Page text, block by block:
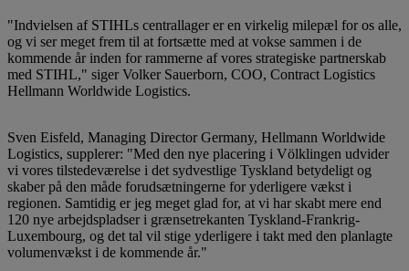
"Indvielsen af STIHLs centrallager er en virkelig milepæl for os alle,
og vi ser meget frem til at fortsætte med at vokse sammen i de
kommende år inden for rammerne af vores strategiske partnerskab
med STIHL," siger Volker Sauerborn, COO, Contract Logistics
Hellmann Worldwide Logistics.
Sven Eisfeld, Managing Director Germany, Hellmann Worldwide
Logistics, supplerer: "Med den nye placering i Völklingen udvider
vi vores tilstedeværelse i det sydvestlige Tyskland betydeligt og
skaber på den måde forudsætningerne for yderligere vækst i
regionen. Samtidig er jeg meget glad for, at vi har skabt mere end
120 nye arbejdspladser i grænsetrekanten Tyskland-Frankrig-
Luxembourg, og det tal vil stige yderligere i takt med den planlagte
volumenvækst i de kommende år."